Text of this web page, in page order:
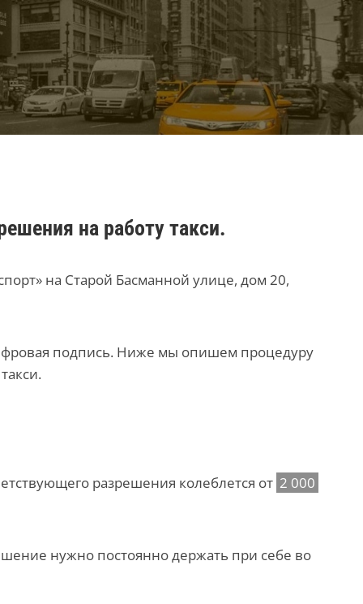
на работу такси.
на Старой Басманной улице, дом 20,
подпись. Ниже мы опишем процедуру
разрешения колеблется от 2 000
нужно постоянно держать при себе во